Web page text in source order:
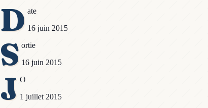
D ate
16 juin 2015
S ortie
16 juin 2015
J O
1 juillet 2015